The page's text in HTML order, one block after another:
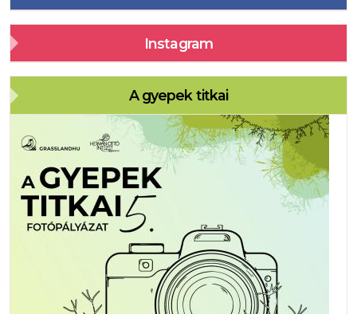
Instagram
A gyepek titkai